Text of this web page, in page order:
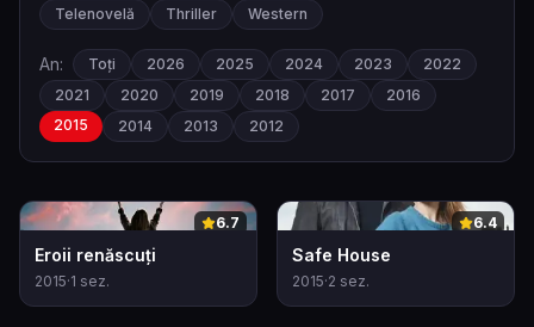
Telenovelă
Thriller Western
An: Toți 2026 2025 2024 2023
2022
2021
2020 2019 2018 2017
2016
2015
2014 2013 2012
0 6.7
Eroii renăscuți
2015·1 sez.
0 6.4
Safe House
2015·2 sez.